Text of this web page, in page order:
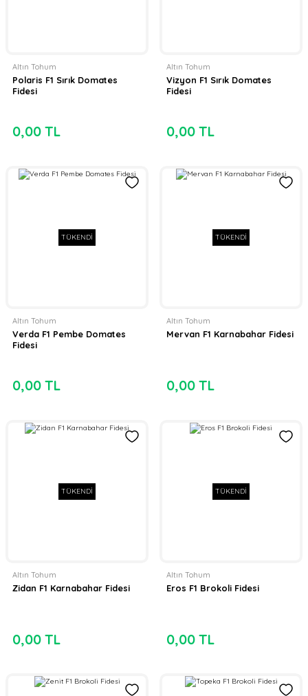
Altın Tohum
Polaris F1 Sırık Domates
Fidesi
0,00 TL
Altın Tohum
Vizyon F1 Sırık Domates
Fidesi
0,00 TL
TÜKENDİ
Altın Tohum
Verda F1 Pembe Domates
Fidesi
0,00 TL
TÜKENDİ
Altın Tohum
Mervan F1 Karnabahar Fidesi
0,00 TL
TÜKENDİ
Altın Tohum
Zidan F1 Karnabahar Fidesi
0,00 TL
TÜKENDİ
Altın Tohum
Eros F1 Brokoli Fidesi
0,00 TL